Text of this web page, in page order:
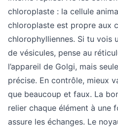
chloroplaste : la cellule
chloroplaste est propre aux
chlorophylliennes. Si tu vois
de vésicules, pense au
l’appareil de Golgi, mais
précise. En contrôle, mieux
que beaucoup et faux. La
relier chaque élément à une
assure les échanges. Le